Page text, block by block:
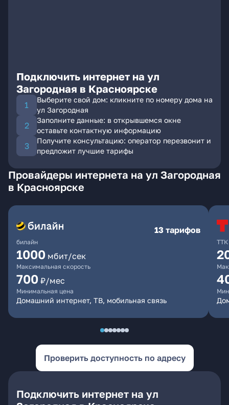
Подключить интернет на ул
Загородная в Красноярске
Выберите свой дом: кликните по номеру дома на
ул Загородная
Заполните данные: в открывшемся окне
оставьте контактную информацию
Получите консультацию: оператор перезвонит и
предложит лучшие тарифы
Провайдеры интернета на ул Загородная
в Красноярске
билайн
13 тарифов
1000 мбит/сек
Максимальная скорость
700 ₽/мес
Минимальная цена
Домашний интернет, ТВ, мобильная связь
ТТК
Проверить доступность по адресу
Подключить интернет на ул